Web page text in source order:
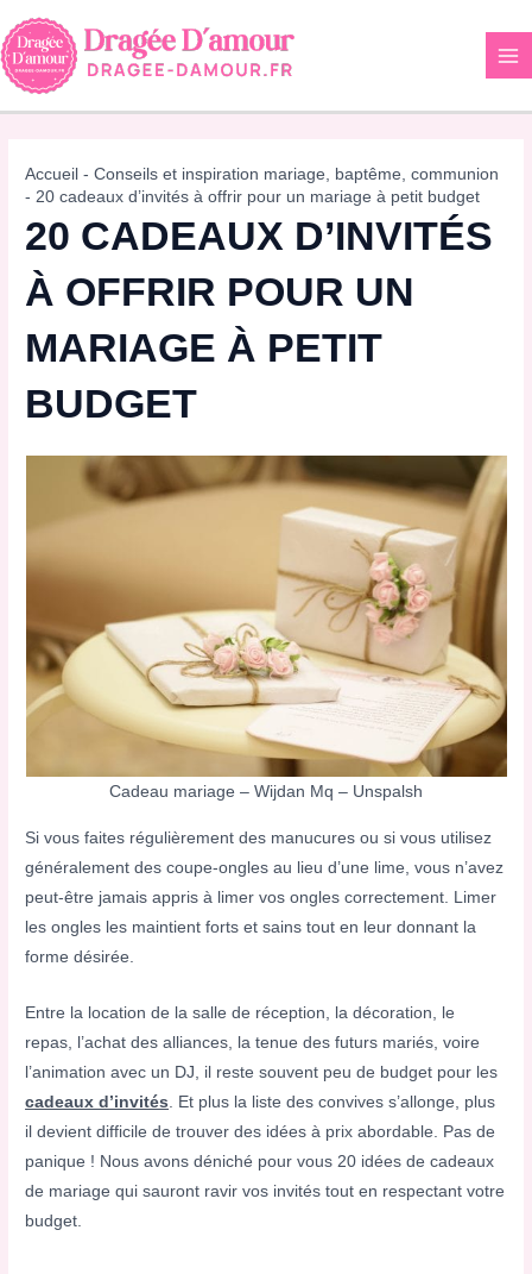
Aller
au
contenu
Accueil -Conseils et inspiration mariage, baptême, communion
-20 cadeaux d’invités à offrir pour un mariage à petit budget
20 CADEAUX D’INVITÉS
À OFFRIR POUR UN
MARIAGE À PETIT
BUDGET
Cadeau mariage – Wijdan Mq – Unspalsh
Si vous faites régulièrement des manucures ou si vous utilisez
généralement des coupe-ongles au lieu d’une lime, vous n’avez
peut-être jamais appris à limer vos ongles correctement. Limer
les ongles les maintient forts et sains tout en leur donnant la
forme désirée.
Entre la location de la salle de réception, la décoration, le
repas, l’achat des alliances, la tenue des futurs mariés, voire
l’animation avec un DJ, il reste souvent peu de budget pour les
cadeaux d’invités . Et plus la liste des convives s’allonge, plus
il devient difficile de trouver des idées à prix abordable. Pas de
panique ! Nous avons déniché pour vous 20 idées de cadeaux
de mariage qui sauront ravir vos invités tout en respectant votre
budget.